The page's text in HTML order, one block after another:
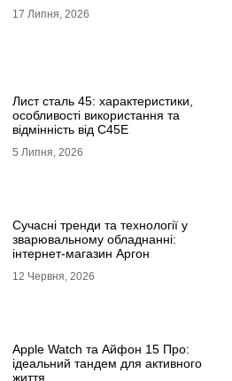
17 Липня, 2026
Лист сталь 45: характеристики,
особливості використання та
відмінність від C45E
5 Липня, 2026
Сучасні тренди та технології у
зварювальному обладнанні:
інтернет-магазин Аргон
12 Червня, 2026
Apple Watch та Айфон 15 Про:
ідеальний тандем для активного
життя